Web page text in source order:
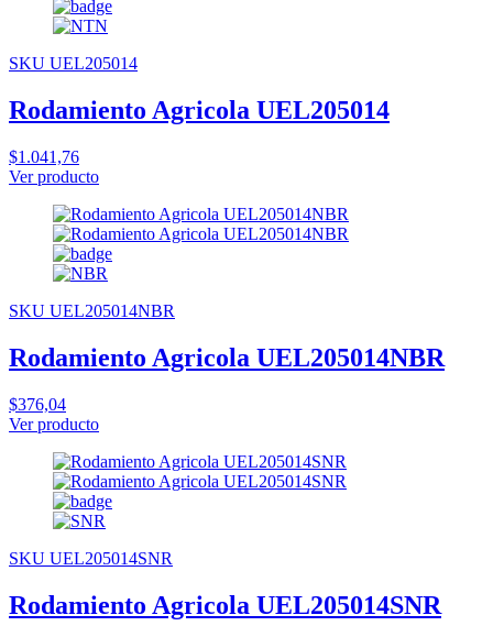
SKU UEL205014
Rodamiento Agricola UEL205014
$1.041,76
Ver producto
SKU UEL205014NBR
Rodamiento Agricola UEL205014NBR
$376,04
Ver producto
SKU UEL205014SNR
Rodamiento Agricola UEL205014SNR